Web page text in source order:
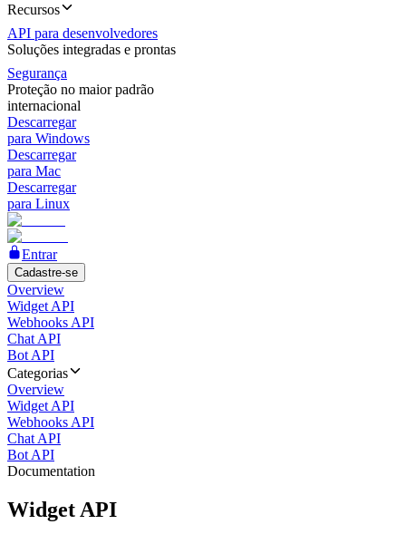
Recursos
API para desenvolvedores
Soluções integradas e prontas
Segurança
Proteção no maior padrão
internacional
Descarregar
para Windows
Descarregar
para Mac
Descarregar
para Linux
Entrar
Cadastre-se
Overview
Widget API
Webhooks API
Chat API
Bot API
Categorias
Overview
Widget API
Webhooks API
Chat API
Bot API
Documentation
Widget API